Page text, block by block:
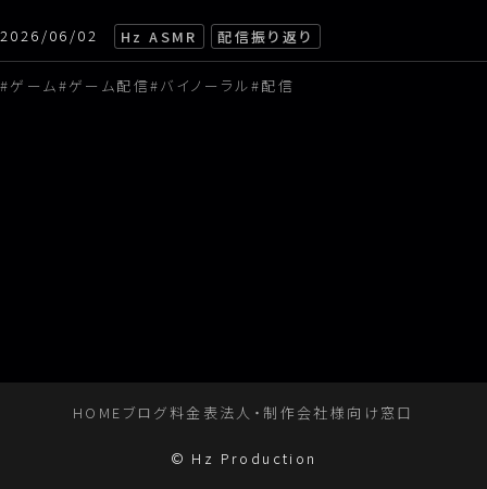
料金表
2026/06/02 Hz ASMR 配信振り返り
ゲーム ゲーム配信 バイノーラル 配信
HOME ブログ料金表法人・制作会社様向け窓口
© Hz Production